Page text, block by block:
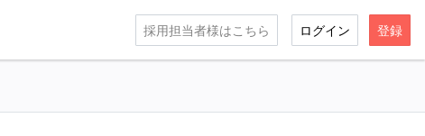
採用担当者様はこちら ログイン 登録